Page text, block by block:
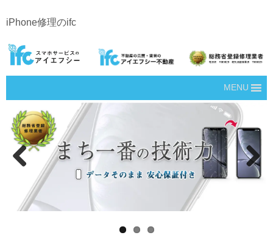
iPhone修理のifc
MENU
Next